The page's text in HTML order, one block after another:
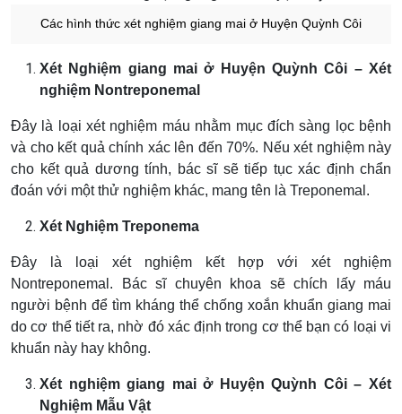
Các hình thức xét nghiệm giang mai ở Huyện Quỳnh Côi
Xét Nghiệm giang mai ở Huyện Quỳnh Côi – Xét
nghiệm Nontreponemal
Đây là loại xét nghiệm máu nhằm mục đích sàng lọc bệnh
và cho kết quả chính xác lên đến 70%. Nếu xét nghiệm này
cho kết quả dương tính, bác sĩ sẽ tiếp tục xác định chẩn
đoán với một thử nghiệm khác, mang tên là Treponemal.
Xét Nghiệm Treponema
Đây là loại xét nghiệm kết hợp với xét nghiệm
Nontreponemal. Bác sĩ chuyên khoa sẽ chích lấy máu
người bệnh để tìm kháng thể chống xoắn khuẩn giang mai
do cơ thể tiết ra, nhờ đó xác định trong cơ thể bạn có loại vi
khuẩn này hay không.
Xét nghiệm giang mai ở Huyện Quỳnh Côi – Xét
Nghiệm Mẫu Vật